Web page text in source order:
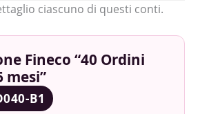
ciascuno di questi conti.
Fineco “40 Ordini
mesi”
B1